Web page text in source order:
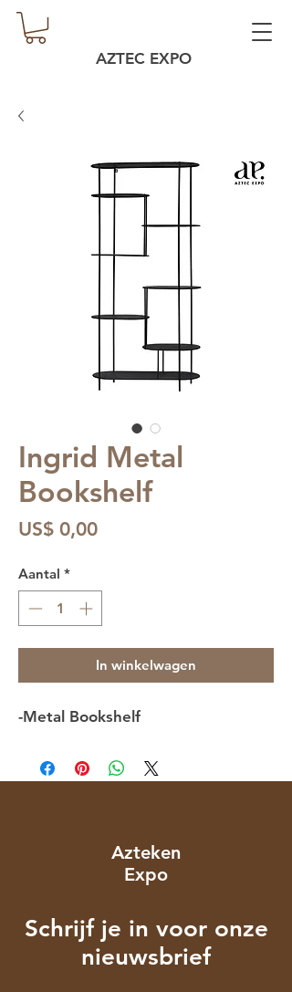
AZTEC EXPO
Ingrid Metal
Bookshelf
US$ 0,00Prijs
Aantal *
In winkelwagen
-Metal Bookshelf
Azteken
Expo
Schrijf je in voor onze
nieuwsbrief